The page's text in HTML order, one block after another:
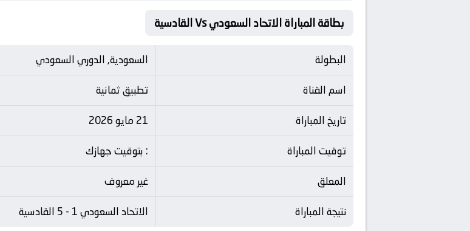
بطاقة المباراة الاتحاد السعودي Vs القادسية
البطولة
السعودية, الدوري السعودي
اسم القناة
تطبيق ثمانية
تاريخ المباراة
21 مايو 2026
توقيت المباراة
: بتوقيت جهازك
المعلق
غير معروف
نتيجة المباراة
الاتحاد السعودي 1 - 5 القادسية